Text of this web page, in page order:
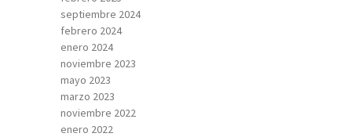
septiembre 2024
febrero 2024
enero 2024
noviembre 2023
mayo 2023
marzo 2023
noviembre 2022
enero 2022